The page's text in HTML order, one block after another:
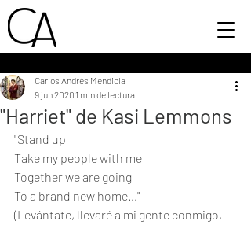
"Harriet" de Kasi Lemmons
Carlos Andrés Mendiola
9 jun 2020 1 min de lectura
"Stand up
Take my people with me
Together we are going
To a brand new home..."
(Levántate, llevaré a mi gente conmigo,